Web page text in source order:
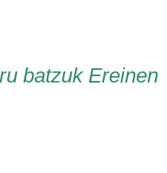
batzuk Ereinen